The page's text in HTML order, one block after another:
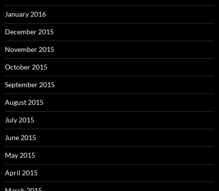
January 2016
December 2015
November 2015
October 2015
September 2015
August 2015
July 2015
June 2015
May 2015
April 2015